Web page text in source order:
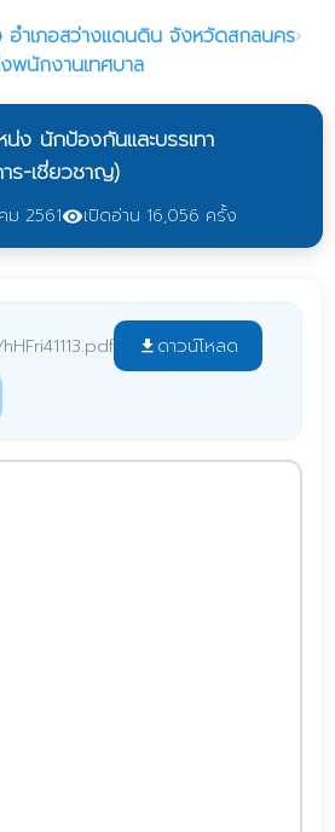
อำเภอสว่างแดนดิน จังหวัดสกลนคร›
พนักงานเทศบาล
ง นักป้องกันและบรรเทา
ร-เชี่ยวชาญ)
ม 2561visibilityเปิดอ่าน 16,056 ครั้ง
file_download ดาวน์โหลด